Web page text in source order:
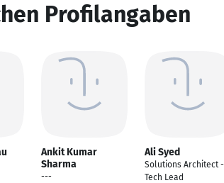
Profilangaben
Ankit Kumar
Sharma
---
Ali Syed
Solutions Architect -
Tech Lead